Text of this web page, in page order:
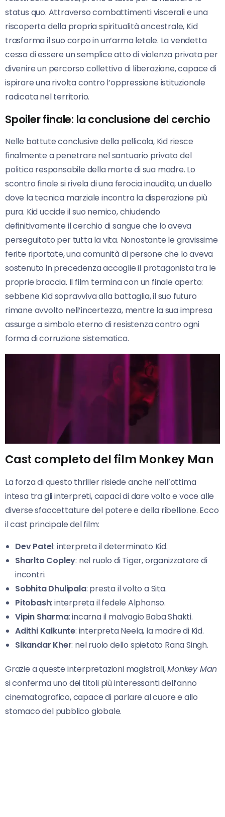
status quo. Attraverso combattimenti viscerali e una
riscoperta della propria spiritualità ancestrale, Kid
trasforma il suo corpo in un’arma letale. La vendetta
cessa di essere un semplice atto di violenza privata per
divenire un percorso collettivo di liberazione, capace di
ispirare una rivolta contro l’oppressione istituzionale
radicata nel territorio.
Spoiler finale: la conclusione del cerchio
Nelle battute conclusive della pellicola, Kid riesce
finalmente a penetrare nel santuario privato del
politico responsabile della morte di sua madre. Lo
scontro finale si rivela di una ferocia inaudita, un duello
dove la tecnica marziale incontra la disperazione più
pura. Kid uccide il suo nemico, chiudendo
definitivamente il cerchio di sangue che lo aveva
perseguitato per tutta la vita. Nonostante le gravissime
ferite riportate, una comunità di persone che lo aveva
sostenuto in precedenza accoglie il protagonista tra le
proprie braccia. Il film termina con un finale aperto:
sebbene Kid sopravviva alla battaglia, il suo futuro
rimane avvolto nell’incertezza, mentre la sua impresa
assurge a simbolo eterno di resistenza contro ogni
forma di corruzione sistematica.
Cast completo del film Monkey Man
La forza di questo thriller risiede anche nell’ottima
intesa tra gli interpreti, capaci di dare volto e voce alle
diverse sfaccettature del potere e della ribellione. Ecco
il cast principale del film:
Dev Patel: interpreta il determinato Kid.
Sharlto Copley: nel ruolo di Tiger, organizzatore di
incontri.
Sobhita Dhulipala: presta il volto a Sita.
Pitobash: interpreta il fedele Alphonso.
Vipin Sharma: incarna il malvagio Baba Shakti.
Adithi Kalkunte: interpreta Neela, la madre di Kid.
Sikandar Kher: nel ruolo dello spietato Rana Singh.
Grazie a queste interpretazioni magistrali,Monkey Man
si conferma uno dei titoli più interessanti dell’anno
cinematografico, capace di parlare al cuore e allo
stomaco del pubblico globale.